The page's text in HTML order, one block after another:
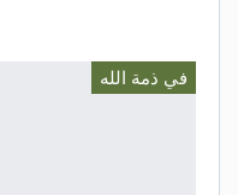
في ذمة الله